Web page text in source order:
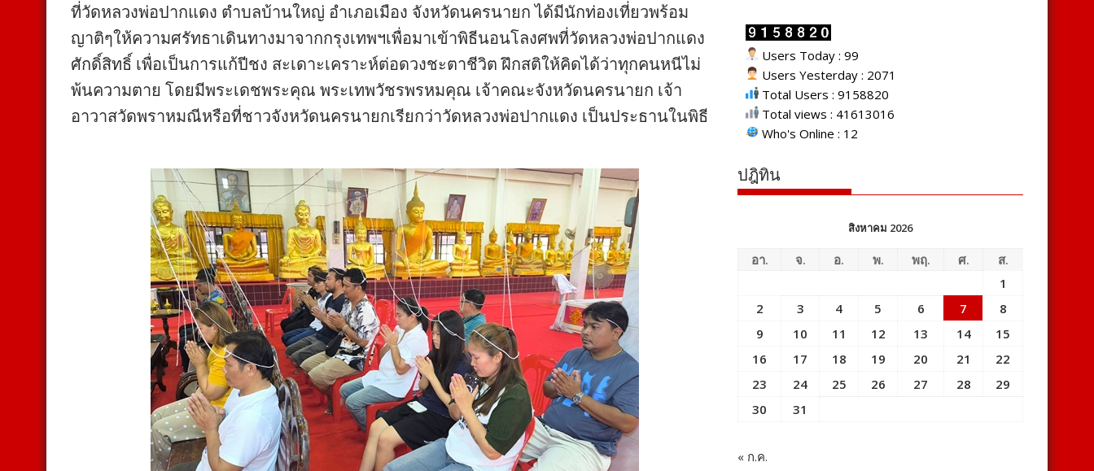
ที่วัดหลวงพ่อปากแดง ตำบลบ้านใหญ่ อำเภอเมือง จังหวัดนครนายก ได้มีนักท่องเที่ยวพร้อม
ญาติๆให้ความศรัทธาเดินทางมาจากกรุงเทพฯเพื่อมาเข้าพิธีนอนโลงศพที่วัดหลวงพ่อปากแดง
ศักดิ์สิทธิ์ เพื่อเป็นการแก้ปีชง สะเดาะเคราะห์ต่อดวงชะตาชีวิต ฝึกสติให้คิดได้ว่าทุกคนหนีไม่
พ้นความตาย โดยมีพระเดชพระคุณ พระเทพวัชรพรหมคุณ เจ้าคณะจังหวัดนครนายก เจ้า
อาวาสวัดพราหมณีหรือที่ชาวจังหวัดนครนายกเรียกว่าวัดหลวงพ่อปากแดง เป็นประธานในพิธี
Users Today : 99
Users Yesterday : 2071
Total Users : 9158820
Total views : 41613016
Who's Online : 12
ปฎิทิน
สิงหาคม 2026
อา. จ. อ. พ. พฤ. ศ.
ส.
1
2
3 4 5 6 7
8
9
10 11 12 13 14
15
16
17 18 19 20 21
22
23
24 25 26 27 28
29
30
31
« ก.ค.